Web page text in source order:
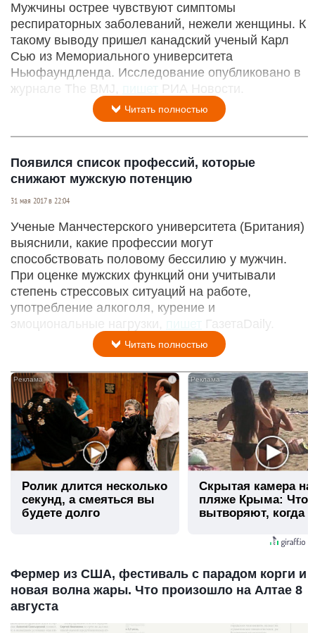
Мужчины острее чувствуют симптомы
респираторных заболеваний, нежели женщины. К
такому выводу пришел канадский ученый Карл
Сью из Мемориального университета
Ньюфаундленда. Исследование опубликовано в
журнале The BMJ,
РИА Новости.
Читать полностью
Появился список профессий, которые
снижают мужскую потенцию
31 мая 2017 в 22:04
Ученые Манчестерского университета (Британия)
выяснили, какие профессии могут
способствовать половому бессилию у мужчин.
При оценке мужских функций они учитывали
степень стрессовых ситуаций на работе,
употребление алкоголя, курение и
эмоциональные нагрузки,
ГазетаDaily.
Читать полностью
Ролик длится несколько
секунд, а смеяться вы
будете долго
Скрытая камера на
пляже Крыма: Что
вытворяют, когда
Фермер из США, фестиваль с парадом корги и
новая волна жары. Что произошло на Алтае 8
августа